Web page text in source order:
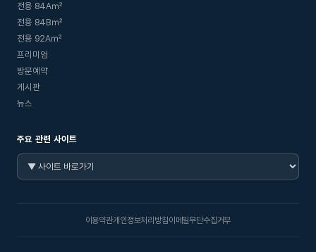
전용 84A㎡
전용 84B㎡
전용 92A㎡
프리미엄
방문예약
게시판
뉴스
주요 관련 사이트
이용약관개인정보처리방침이메일무단수집거부